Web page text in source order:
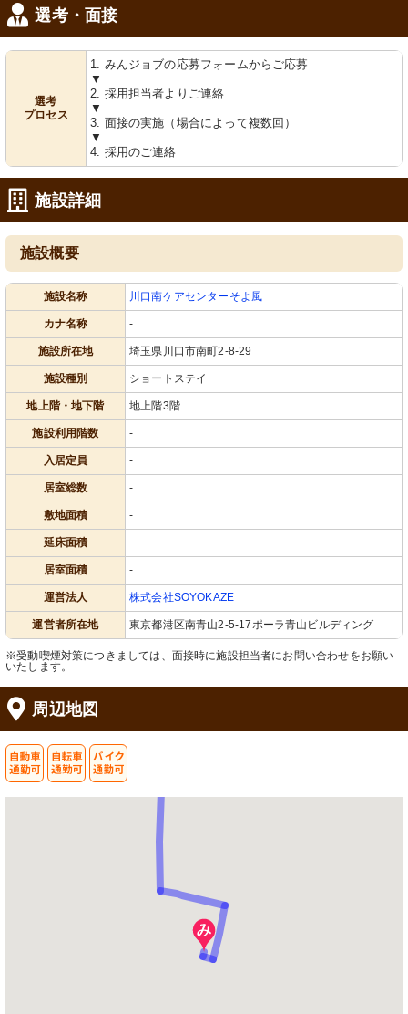
明るく開放的なスペースで、スタッフ
が話し合いをしています。仕事のやり
がいを感じられる環境でしょう。
職場写真
ロゴ
明確なサインと清潔感のある外観が迎
え入れてくれます。
外観
広々とした入口は出入りしやすく、明
るい印象を与えています。
共有スペース
職員が皆様のサポートに励み、明るく
開放感のある食堂で交流が生まれてい
ます。
温かみのある食堂で過ごす方々の和や
かな姿が印象的です。コミュニケーシ
ョンが活発に取られる光景が見受けら
れます。
浴室
最新の設備を備えた明るい浴室です。
安全に配慮した設計となっています。
トイレ
選考・面接
選考
プロセス
1. みんジョブの応募フォームからご応募
▼
2. 採用担当者よりご連絡
▼
3. 面接の実施（場合によって複数回）
▼
4. 採用のご連絡
施設詳細
施設概要
施設名称 川口南ケアセンターそよ風
カナ名称 -
施設所在地 埼玉県川口市南町2-8-29
施設種別 ショートステイ
地上階・地下階 地上階3階
施設利用階数 -
入居定員 -
居室総数 -
敷地面積 -
延床面積 -
居室面積 -
運営法人 株式会社SOYOKAZE
運営者所在地 東京都港区南青山2-5-17ポーラ青山ビルディング
※受動喫煙対策につきましては、面接時に施設担当者にお問い合わせをお願い
いたします。
周辺地図